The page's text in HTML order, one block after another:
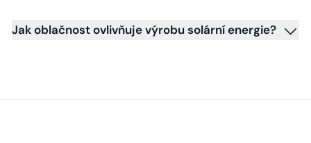
Jak oblačnost ovlivňuje výrobu solární energie?